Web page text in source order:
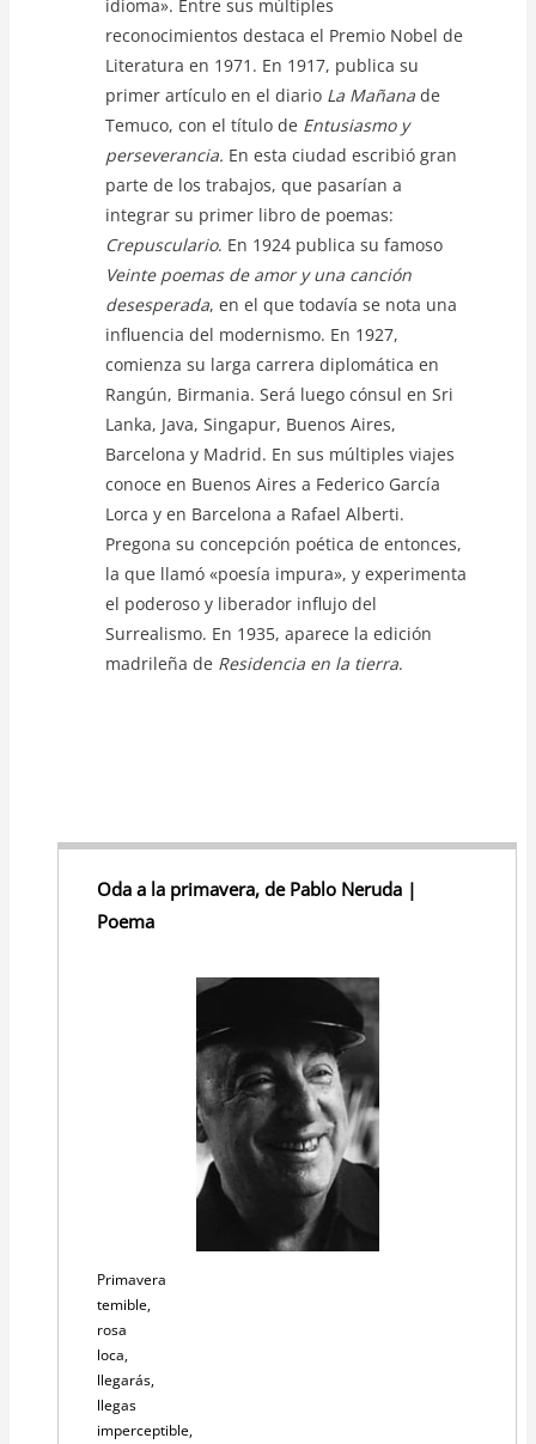
idioma». Entre sus múltiples
reconocimientos destaca el Premio Nobel de
Literatura en 1971. En 1917, publica su
primer artículo en el diario La Mañana de
Temuco, con el título de Entusiasmo y
perseverancia. En esta ciudad escribió gran
parte de los trabajos, que pasarían a
integrar su primer libro de poemas:
Crepusculario. En 1924 publica su famoso
Veinte poemas de amor y una canción
desesperada, en el que todavía se nota una
influencia del modernismo. En 1927,
comienza su larga carrera diplomática en
Rangún, Birmania. Será luego cónsul en Sri
Lanka, Java, Singapur, Buenos Aires,
Barcelona y Madrid. En sus múltiples viajes
conoce en Buenos Aires a Federico García
Lorca y en Barcelona a Rafael Alberti.
Pregona su concepción poética de entonces,
la que llamó «poesía impura», y experimenta
el poderoso y liberador influjo del
Surrealismo. En 1935, aparece la edición
madrileña de Residencia en la tierra.
Oda a la primavera, de Pablo Neruda |
Poema
Primavera
temible,
rosa
loca,
llegarás,
llegas
imperceptible,